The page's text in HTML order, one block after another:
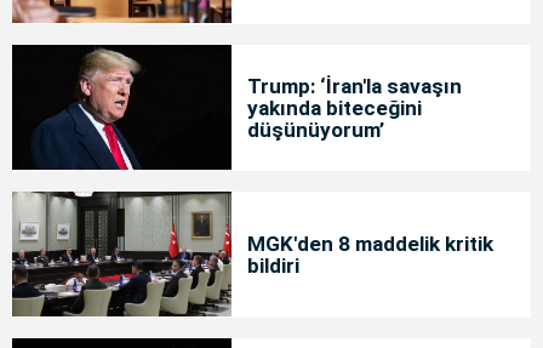
Trump: ‘İran'la savaşın
yakında biteceğini
düşünüyorum’
MGK'den 8 maddelik kritik
bildiri